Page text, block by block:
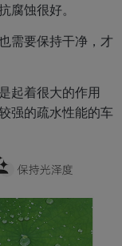
蚀很好。
需要保持干净，才
起着很大的作用
强的疏水性能的车